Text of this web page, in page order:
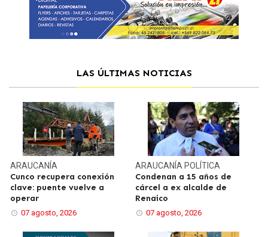
LAS ÚLTIMAS NOTICIAS
ARAUCANÍA
Cunco recupera conexión
clave: puente vuelve a
operar
07 agosto, 2026
ARAUCANÍA POLÍTICA
Condenan a 15 años de
cárcel a ex alcalde de
Renaico
07 agosto, 2026